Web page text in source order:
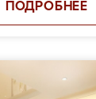
ПОДРОБНЕЕ